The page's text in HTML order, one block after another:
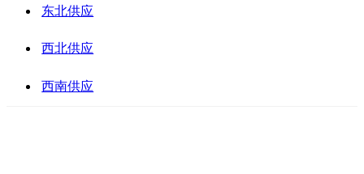
东北供应
西北供应
西南供应